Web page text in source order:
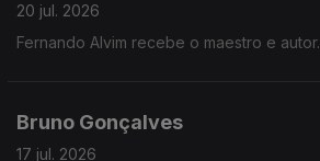
20 jul. 2026
Fernando Alvim recebe o maestro e autor.
Bruno Gonçalves
17 jul. 2026